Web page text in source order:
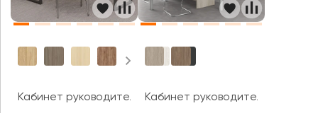
Кабинет руководителя Стайл Проджект Директ /
Кабинет руководителя Винг /